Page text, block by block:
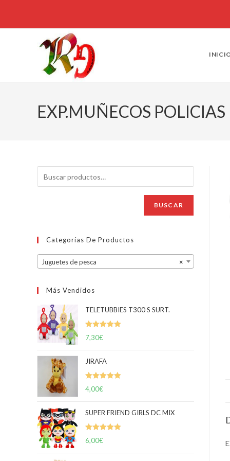
EXP.MUÑECOS POLICIAS
BUSCAR
Categorías De Productos
×
Juguetes de pesca
Más Vendidos
TELETUBBIES T300 S SURT.
Valorado
7,30€
JIRAFA
Valorado
4,00€
SUPER FRIEND GIRLS DC MIX
Valorado
6,00€